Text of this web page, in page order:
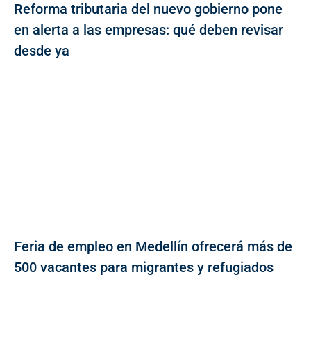
Reforma tributaria del nuevo gobierno pone
en alerta a las empresas: qué deben revisar
desde ya
Feria de empleo en Medellín ofrecerá más de
500 vacantes para migrantes y refugiados